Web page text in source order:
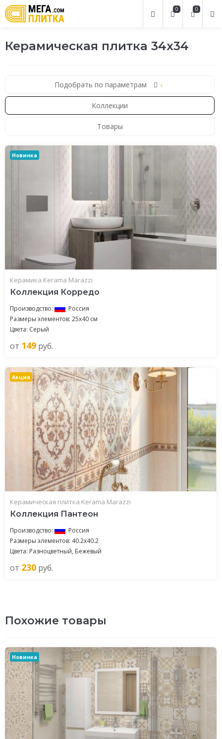
0
0
Керамическая плитка 34x34
Подобрать по параметрам
Коллекции
Товары
Новинка
Керамика Kerama Marazzi
Коллекция Корредо
Производство:
Россия
Размеры элементов: 25x40 см
Цвета: Серый
от 149 руб.
Акция
Керамическая плитка Kerama Marazzi
Коллекция Пантеон
Производство:
Россия
Размеры элементов: 40.2x40.2
Цвета: Разноцветный, Бежевый
от 230 руб.
Похожие товары
Новинка